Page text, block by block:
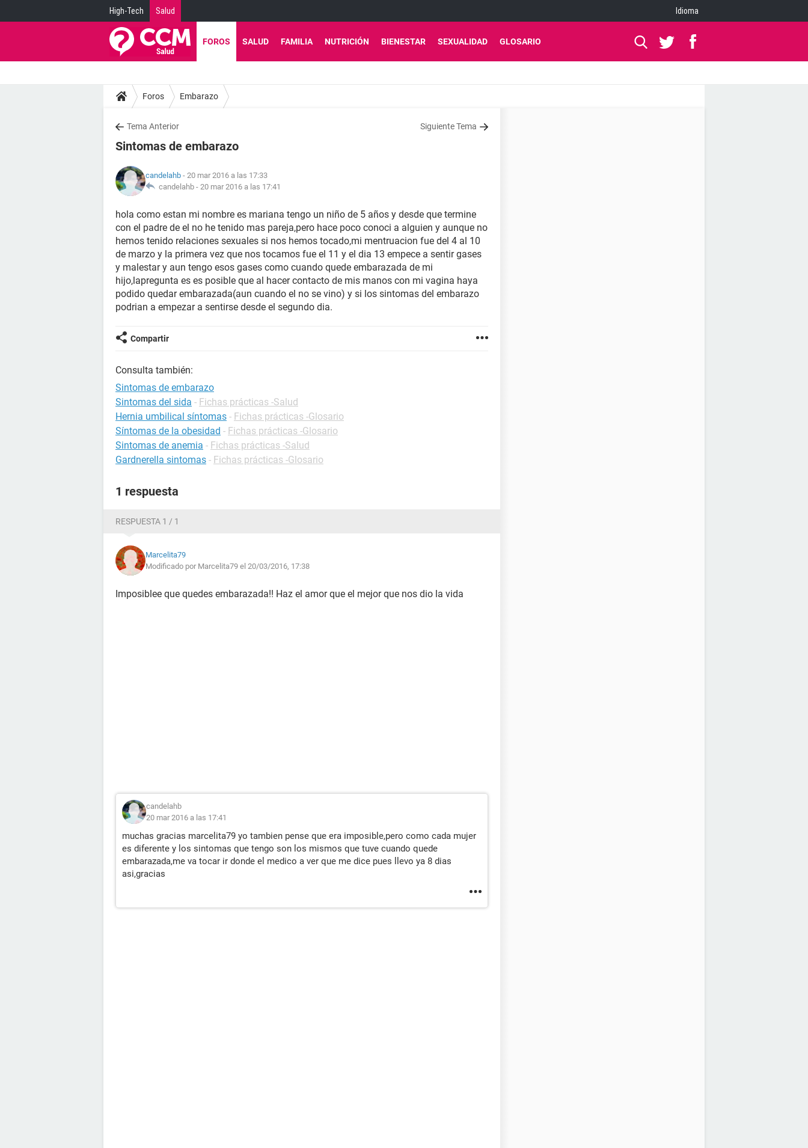
High-Tech Salud Idioma
FOROS SALUD FAMILIA NUTRICIÓN BIENESTAR SEXUALIDAD GLOSARIO
Foros Embarazo
Tema Anterior Siguiente Tema
Sintomas de embarazo
candelahb - 20 mar 2016 a las 17:33
candelahb - 20 mar 2016 a las 17:41
hola como estan mi nombre es mariana tengo un niño de 5 años y desde que termine
con el padre de el no he tenido mas pareja,pero hace poco conoci a alguien y aunque no
hemos tenido relaciones sexuales si nos hemos tocado,mi mentruacion fue del 4 al 10
de marzo y la primera vez que nos tocamos fue el 11 y el dia 13 empece a sentir gases
y malestar y aun tengo esos gases como cuando quede embarazada de mi
hijo,lapregunta es es posible que al hacer contacto de mis manos con mi vagina haya
podido quedar embarazada(aun cuando el no se vino) y si los sintomas del embarazo
podrian a empezar a sentirse desde el segundo dia.
Compartir
Consulta también:
Sintomas de embarazo
Sintomas del sida - Fichas prácticas -Salud
Hernia umbilical síntomas - Fichas prácticas -Glosario
Síntomas de la obesidad - Fichas prácticas -Glosario
Sintomas de anemia - Fichas prácticas -Salud
Gardnerella sintomas - Fichas prácticas -Glosario
1 respuesta
RESPUESTA 1 / 1
Marcelita79
Modificado por Marcelita79 el 20/03/2016, 17:38
Imposiblee que quedes embarazada!! Haz el amor que el mejor que nos dio la vida
candelahb
20 mar 2016 a las 17:41
muchas gracias marcelita79 yo tambien pense que era imposible,pero como cada mujer
es diferente y los sintomas que tengo son los mismos que tuve cuando quede
embarazada,me va tocar ir donde el medico a ver que me dice pues llevo ya 8 dias
asi,gracias